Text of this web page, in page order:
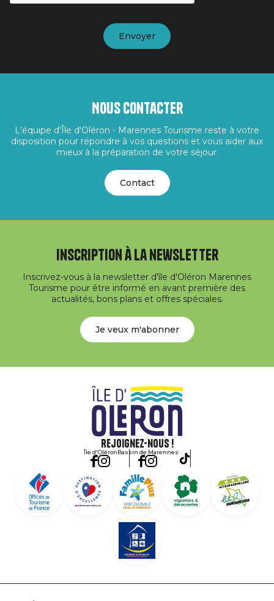
Nous contacter
L'équipe d'Île d'Oléron - Marennes Tourisme reste à votre
disposition pour répondre à vos questions et vous aider aux
mieux à la préparation de votre séjour.
Contact
Inscription à la newsletter
Inscrivez-vous à la newsletter d'île d'Oléron Marennes
Tourisme pour être informé en avant première des
actualités, bons plans et offres spéciales.
Je veux m'abonner
Rejoignez-nous !
Île d'OléronBassin de Marennes